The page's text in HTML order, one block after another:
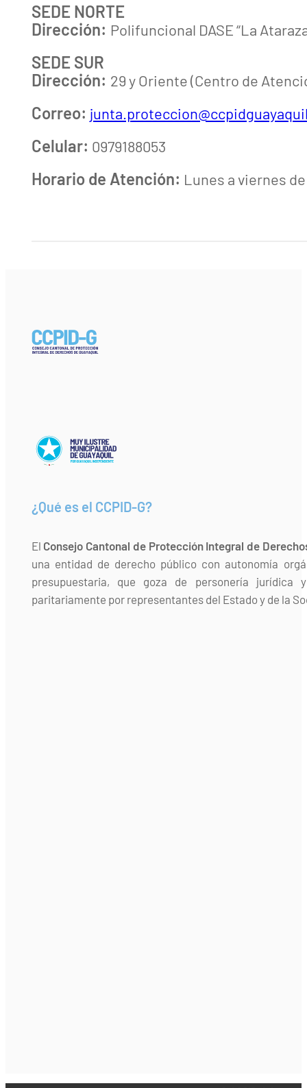
SEDE NORTE
Dirección: Polifuncional DASE “La
SEDE SUR
Dirección: 29 y Oriente (Centro de
Correo:
Celular: 0979188053
Horario de Atención: Lunes a viernes
¿Qué es el CCPID-G?
El Consejo Cantonal de Protección Integral de
una entidad de derecho público con autonomía
presupuestaria, que goza de personería jurídica
paritariamente por representantes del Estado y de la